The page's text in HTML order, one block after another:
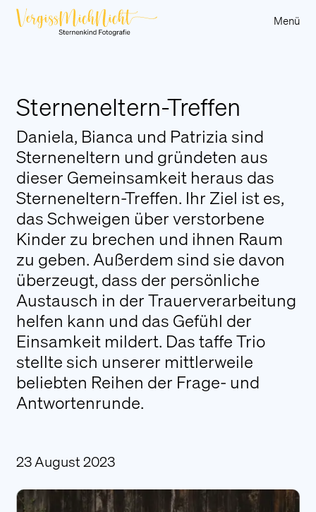
Menü
Über uns
Sternenkinder
Sternenkind-Eltern
Berichte
Kunstauktion
Partner und Sponsoren
Sternenbänkle Vorarlberg
Hilfsangebote
An Stern für a Sternle
Trauerwanderung
Literatur
Presseberichte
FAQ
Login
Kontakt
Wir stehen Ihnen gerne bei Fragen oder
Wünschen persönlich zur Verfügung.
Sterneneltern-Treffen
Daniela, Bianca und Patrizia sind
Sterneneltern und gründeten aus
dieser Gemeinsamkeit heraus das
Sterneneltern-Treffen. Ihr Ziel ist es,
das Schweigen über verstorbene
Kinder zu brechen und ihnen Raum
zu geben. Außerdem sind sie davon
überzeugt, dass der persönliche
Austausch in der Trauerverarbeitung
helfen kann und das Gefühl der
Einsamkeit mildert. Das taffe Trio
stellte sich unserer mittlerweile
beliebten Reihen der Frage- und
Antwortenrunde.
23 August 2023